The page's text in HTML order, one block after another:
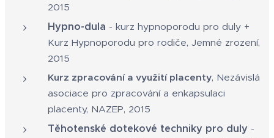
2015
Hypno-dula - kurz hypnoporodu pro duly +
Kurz Hypnoporodu pro rodiče, Jemné zrození,
2015
Kurz zpracování a využití placenty, Nezávislá
asociace pro zpracování a enkapsulaci
placenty, NAZEP, 2015
Těhotenské dotekové techniky pro duly -